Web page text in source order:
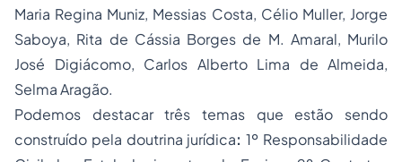
Maria Regina Muniz, Messias Costa, Célio Muller, Jorge
Saboya, Rita de Cássia Borges de M. Amaral, Murilo
José Digiácomo, Carlos Alberto Lima de Almeida,
Selma Aragão.
Podemos destacar três temas que estão sendo
construído pela doutrina jurídica:1º Responsabilidade